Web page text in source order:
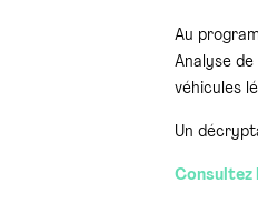
Au
Analyse
véhicules
Un
Consultez